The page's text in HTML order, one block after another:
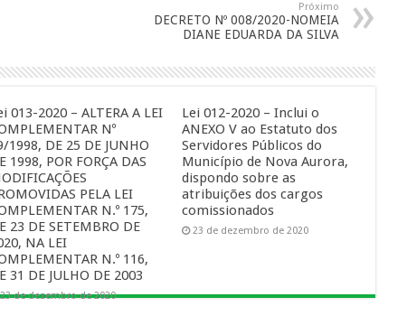
Próximo
DECRETO Nº 008/2020-NOMEIA
DIANE EDUARDA DA SILVA
013-2020 – ALTERA A LEI
Nº
1998, DE 25 DE JUNHO
1998, POR FORÇA DAS
PELA LEI
N.º 175,
23 DE SETEMBRO DE
NA LEI
N.º 116,
31 DE JULHO DE 2003
23 de dezembro de 2020
Lei 012-2020 – Inclui o
ANEXO V ao Estatuto dos
Servidores Públicos do
Município de Nova Aurora,
dispondo sobre as
atribuições dos cargos
comissionados
23 de dezembro de 2020